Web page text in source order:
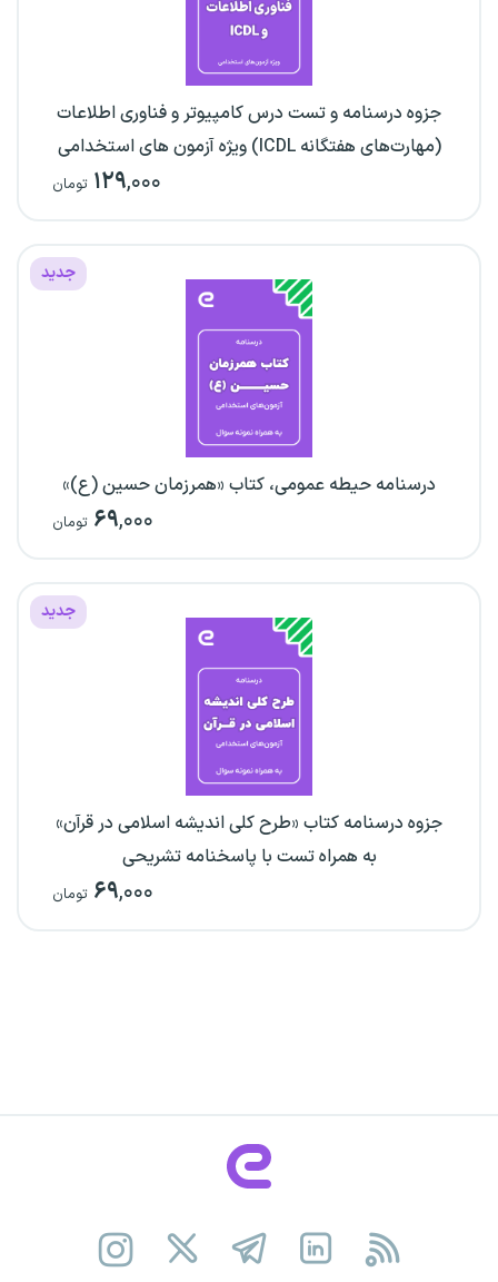
جزوه درسنامه و تست درس کامپیوتر و فناوری اطلاعات
(مهارت‌های هفتگانه ICDL) ویژه آزمون های استخدامی
۱۲۹,۰۰۰ تومان
جدید
درسنامه حیطه عمومی، کتاب «همرزمان حسین (ع)»
۶۹,۰۰۰ تومان
جدید
جزوه درسنامه کتاب «طرح کلی اندیشه اسلامی در قرآن»
به همراه تست با پاسخنامه تشریحی
۶۹,۰۰۰ تومان